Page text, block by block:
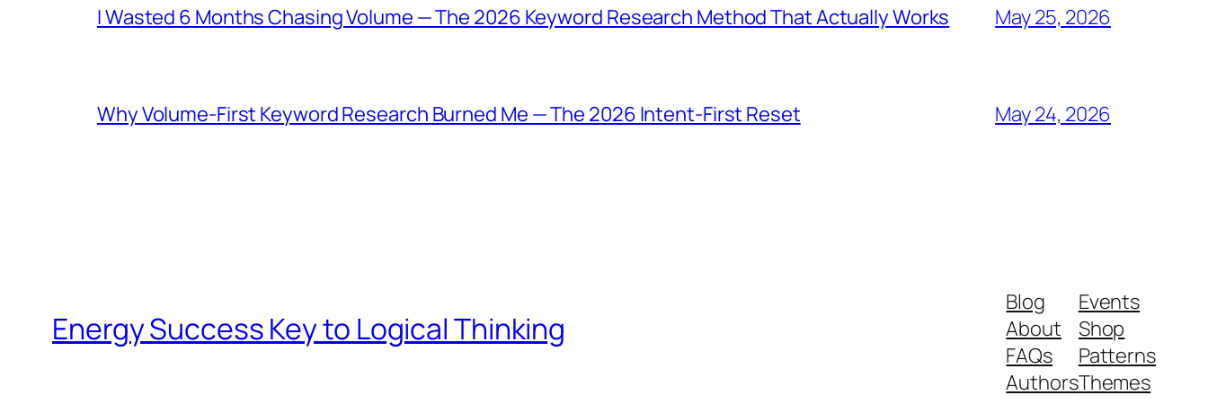
I Wasted 6 Months Chasing Volume — The 2026 Keyword Research Method That Actually Works May 25, 2026
Why Volume-First Keyword Research Burned Me — The 2026 Intent-First Reset May 24, 2026
Energy Success Key to Logical Thinking
Blog
About
FAQs
Authors
Events
Shop
Patterns
Themes